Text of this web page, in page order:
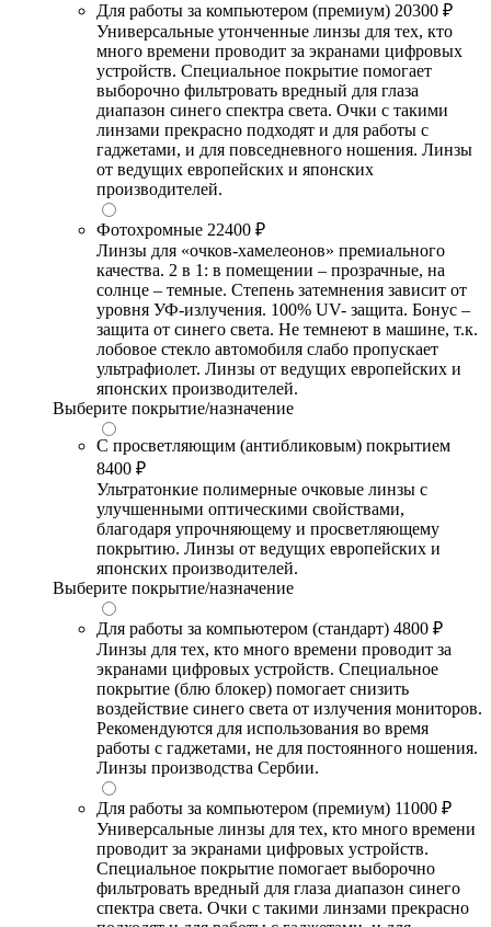
Для работы за компьютером (премиум) 20300 ₽
Универсальные утонченные линзы для тех, кто
много времени проводит за экранами цифровых
устройств. Специальное покрытие помогает
выборочно фильтровать вредный для глаза
диапазон синего спектра света. Очки с такими
линзами прекрасно подходят и для работы с
гаджетами, и для повседневного ношения. Линзы
от ведущих европейских и японских
производителей.
Фотохромные 22400 ₽
Линзы для «очков-хамелеонов» премиального
качества. 2 в 1: в помещении – прозрачные, на
солнце – темные. Степень затемнения зависит от
уровня УФ-излучения. 100% UV- защита. Бонус –
защита от синего света. Не темнеют в машине, т.к.
лобовое стекло автомобиля слабо пропускает
ультрафиолет. Линзы от ведущих европейских и
японских производителей.
Выберите покрытие/назначение
С просветляющим (антибликовым) покрытием
8400 ₽
Ультратонкие полимерные очковые линзы с
улучшенными оптическими свойствами,
благодаря упрочняющему и просветляющему
покрытию. Линзы от ведущих европейских и
японских производителей.
Выберите покрытие/назначение
Для работы за компьютером (стандарт) 4800 ₽
Линзы для тех, кто много времени проводит за
экранами цифровых устройств. Специальное
покрытие (блю блокер) помогает снизить
воздействие синего света от излучения мониторов.
Рекомендуются для использования во время
работы с гаджетами, не для постоянного ношения.
Линзы производства Сербии.
Для работы за компьютером (премиум) 11000 ₽
Универсальные линзы для тех, кто много времени
проводит за экранами цифровых устройств.
Специальное покрытие помогает выборочно
фильтровать вредный для глаза диапазон синего
спектра света. Очки с такими линзами прекрасно